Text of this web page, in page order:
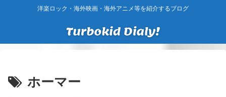
洋楽ロック・海外映画・海外アニメ等を紹介するブログ
ホーマー